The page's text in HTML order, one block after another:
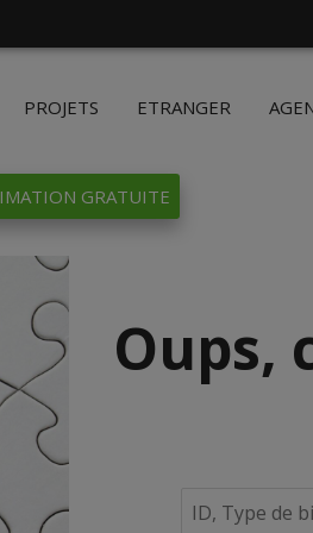
PROJETS ETRANGER
GRATUITE
Oups,